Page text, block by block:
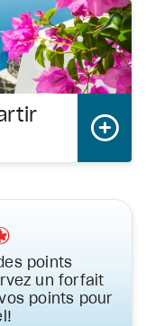
points
un forfait
points pour